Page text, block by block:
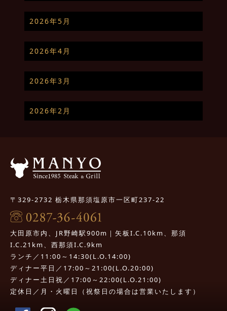
2026年5月
2026年4月
2026年3月
2026年2月
〒329-2732 栃木県那須塩原市一区町237-22
大田原市内、JR野崎駅900m｜矢板I.C.10km、那須
I.C.21km、西那須I.C.9km
ランチ／11:00～14:30(L.O.14:00)
ディナー平日／17:00～21:00(L.O.20:00)
ディナー土日祝／17:00～22:00(L.O.21:00)
定休日／月・火曜日（祝祭日の場合は営業いたします）